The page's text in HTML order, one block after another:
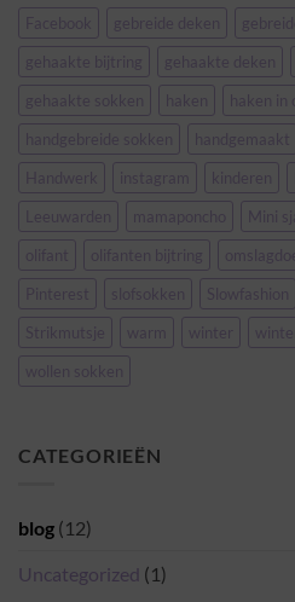
Facebook gebreide deken
gehaakte bijtring
gehaakte deken
gehaakte sokken
haken
haken in
handgebreide sokken
handgemaakt
Handwerk
instagram kinderen
Leeuwarden
mamaponcho Mini
olifant
olifanten bijtring
Pinterest
slofsokken Slowfashion
Strikmutsje
warm winter
wollen sokken
CATEGORIEËN
blog (12)
Uncategorized (1)